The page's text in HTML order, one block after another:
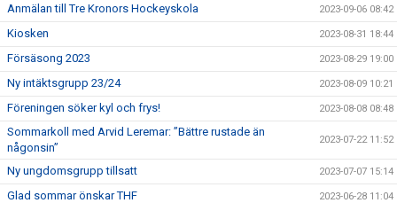
Anmälan till Tre Kronors Hockeyskola 2023-09-06 08:42
Kiosken 2023-08-31 18:44
Försäsong 2023 2023-08-29 19:00
Ny intäktsgrupp 23/24 2023-08-09 10:21
Föreningen söker kyl och frys! 2023-08-08 08:48
Sommarkoll med Arvid Leremar: ”Bättre rustade än
någonsin”
2023-07-22 11:52
Ny ungdomsgrupp tillsatt 2023-07-07 15:14
Glad sommar önskar THF 2023-06-28 11:04